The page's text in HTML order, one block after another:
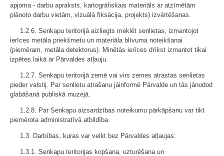
apjoma - darbu apraksts, kartogrāfiskais materiāls ar atzīmētām
plānoto darbu vietām, vizuālā fiksācija, projekts) izvērtēšanas.
1.2.6. Senkapu teritorijā aizliegts meklēt senlietas, izmantojot
ierīces metāla priekšmetu un materiāla blīvuma noteikšanai
(piemēram, metāla detektorus). Minētās ierīces drīkst izmantot tikai
izpētes laikā ar Pārvaldes atļauju.
1.2.7. Senkapu teritorijā zemē vai virs zemes atrastas senlietas
pieder valstij. Par senlietu atrašanu jāinformē Pārvalde un tās jānodod
glabāšanā publiskā muzejā.
1.2.8. Par Senkapu aizsardzības noteikumu pārkāpšanu var tikt
piemērota administratīvā atbildība.
1.3. Darbības, kuras var veikt bez Pārvaldes atļaujas:
1.3.1. Senkapu teritorijas kopšana, uzturēšana un